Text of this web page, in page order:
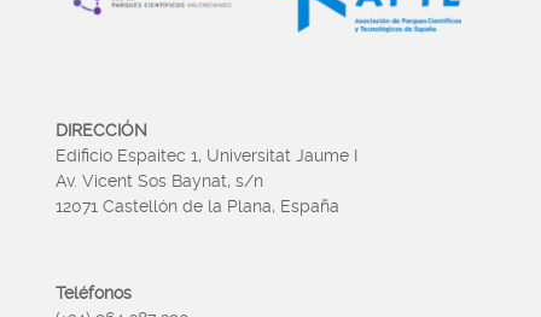
DIRECCIÓN
Edificio Espaitec 1, Universitat Jaume I
Av. Vicent Sos Baynat, s/n
12071 Castellón de la Plana, España
Teléfonos